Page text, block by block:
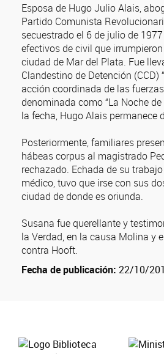
Esposa de Hugo Julio Alais,
Partido Comunista
secuestrado el 6 de julio de
efectivos de civil que
ciudad de Mar del Plata. Fue
Clandestino de Detención (CCD)
acción coordinada de las
denominada como “La Noche
la fecha, Hugo Alais permanece
Posteriormente, familiares
hábeas corpus al magistrado
rechazado. Echada de su
médico, tuvo que irse con sus
ciudad de donde es oriunda.
Susana fue querellante y
la Verdad, en la causa Molina y
contra Hooft.
Fecha de publicación: 22/10/